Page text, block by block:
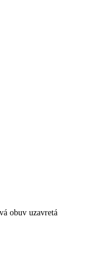
obuv uzavretá